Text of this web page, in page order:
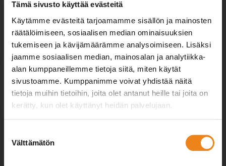
Tämä sivusto käyttää evästeitä
Käytämme evästeitä tarjoamamme sisällön ja mainosten
räätälöimiseen, sosiaalisen median ominaisuuksien
tukemiseen ja kävijämäärämme analysoimiseen. Lisäksi
jaamme sosiaalisen median, mainosalan ja analytiikka-
alan kumppaneillemme tietoja siitä, miten käytät
sivustoamme. Kumppanimme voivat yhdistää näitä
tietoja muihin tietoihin, joita olet antanut heille tai joita on
kerätty, kun olet käyttänyt heidän palvelujaan.
valinta
Välttämätön
tulisijakokonaisuuden
luomisessa
Milla Alftan kertoo, miksi Härmä Airin
Siro-savupiippu on oikea valinta.
MILLAN VALINTA ON SIRO ›